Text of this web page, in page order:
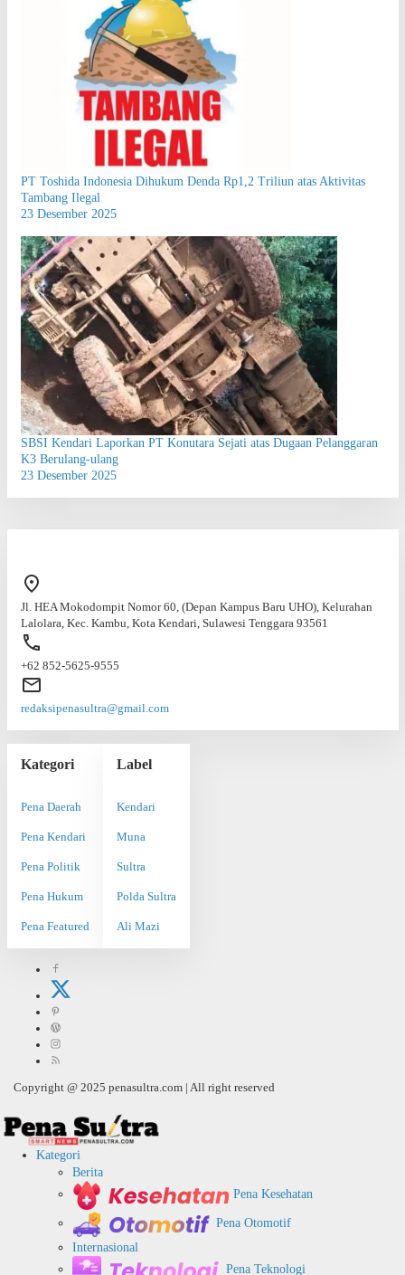
PT Toshida Indonesia Dihukum Denda Rp1,2 Triliun atas Aktivitas
Tambang Ilegal
23 Desember 2025
SBSI Kendari Laporkan PT Konutara Sejati atas Dugaan Pelanggaran
K3 Berulang-ulang
23 Desember 2025
Jl. HEA Mokodompit Nomor 60, (Depan Kampus Baru UHO), Kelurahan
Lalolara, Kec. Kambu, Kota Kendari, Sulawesi Tenggara 93561
+62 852-5625-9555
redaksipenasultra@gmail.com
Kategori
Pena Daerah
Pena Kendari
Pena Politik
Pena Hukum
Pena Featured
Label
Kendari
Muna
Sultra
Polda Sultra
Ali Mazi
Copyright @ 2025 penasultra.com | All right reserved
Kategori
Berita
Pena Kesehatan
Pena Otomotif
Internasional
Pena Teknologi